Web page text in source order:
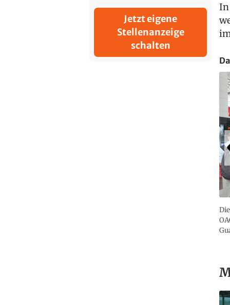
Jetzt eigene
Stellenanzeige
schalten
In